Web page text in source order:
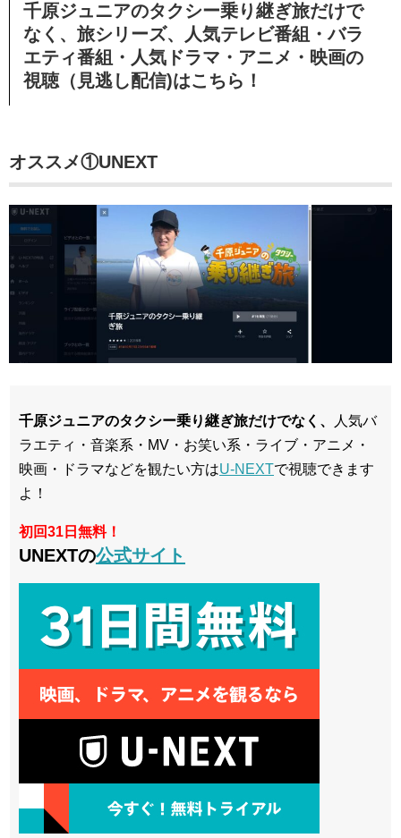
千原ジュニアのタクシー乗り継ぎ旅だけで
なく、旅シリーズ、人気テレビ番組・バラ
エティ番組・人気ドラマ・アニメ・映画の
視聴（見逃し配信)はこちら！
オススメ①UNEXT
千原ジュニアのタクシー乗り継ぎ旅だけでなく、
人気バ
ラエティ・音楽系・MV・お笑い系・ライブ・アニメ・
映画・ドラマなどを観たい方はU-NEXTで視聴できます
よ！
初回31日無料！
UNEXTの公式サイト